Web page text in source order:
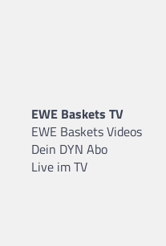
EWE Baskets TV
EWE Baskets Videos
Dein DYN Abo
Live im TV